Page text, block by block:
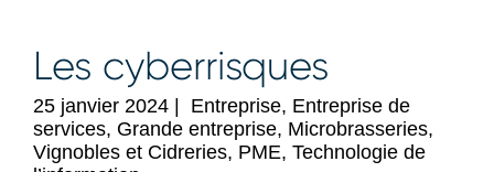
Les cyberrisques
25 janvier 2024
Entreprise, Entreprise de
services, Grande entreprise, Microbrasseries,
Vignobles et Cidreries, PME, Technologie de